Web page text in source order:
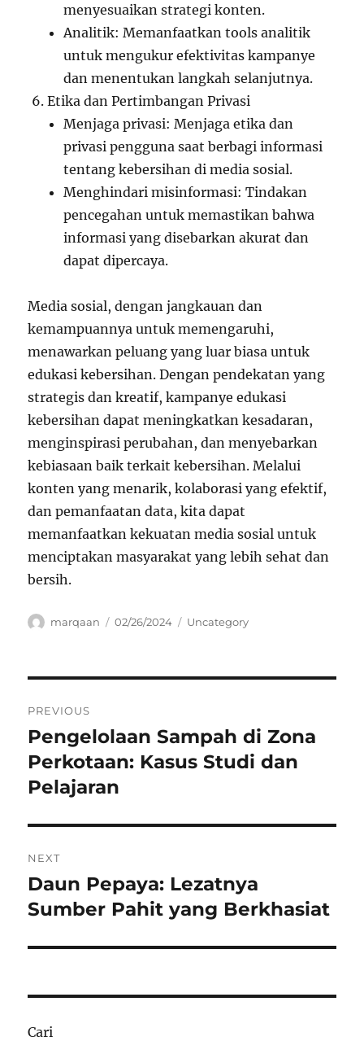
menyesuaikan strategi konten.
Analitik: Memanfaatkan tools analitik
untuk mengukur efektivitas kampanye
dan menentukan langkah selanjutnya.
Etika dan Pertimbangan Privasi
Menjaga privasi: Menjaga etika dan
privasi pengguna saat berbagi informasi
tentang kebersihan di media sosial.
Menghindari misinformasi: Tindakan
pencegahan untuk memastikan bahwa
informasi yang disebarkan akurat dan
dapat dipercaya.
Media sosial, dengan jangkauan dan
kemampuannya untuk memengaruhi,
menawarkan peluang yang luar biasa untuk
edukasi kebersihan. Dengan pendekatan yang
strategis dan kreatif, kampanye edukasi
kebersihan dapat meningkatkan kesadaran,
menginspirasi perubahan, dan menyebarkan
kebiasaan baik terkait kebersihan. Melalui
konten yang menarik, kolaborasi yang efektif,
dan pemanfaatan data, kita dapat
memanfaatkan kekuatan media sosial untuk
menciptakan masyarakat yang lebih sehat dan
bersih.
Author
marqaan
Posted
02/26/2024 Categories
Uncategory
pos
PREVIOUS
Previous
post:
Pengelolaan Sampah di Zona
Perkotaan: Kasus Studi dan
Pelajaran
NEXT
Next
post:
Daun Pepaya: Lezatnya
Sumber Pahit yang Berkhasiat
Cari